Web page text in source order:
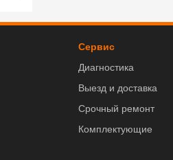
Сервис
Диагностика
Выезд и доставка
Срочный ремонт
Комплектующие